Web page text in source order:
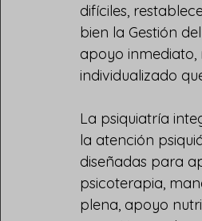
difíciles,
bien la Gestión
apoyo inmediato,
individualizado
La psiquiatría
la atención
diseñadas para
psicoterapia,
plena, apoyo